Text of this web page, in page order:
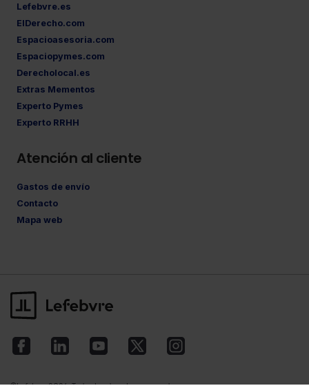
Lefebvre.es
ElDerecho.com
Espacioasesoria.com
Espaciopymes.com
Derecholocal.es
Extras Mementos
Experto Pymes
Experto RRHH
Atención al cliente
Gastos de envío
Contacto
Mapa web